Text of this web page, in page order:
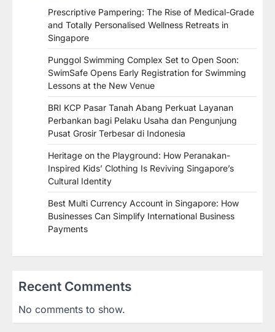
Prescriptive Pampering: The Rise of Medical-Grade
and Totally Personalised Wellness Retreats in
Singapore
Punggol Swimming Complex Set to Open Soon:
SwimSafe Opens Early Registration for Swimming
Lessons at the New Venue
BRI KCP Pasar Tanah Abang Perkuat Layanan
Perbankan bagi Pelaku Usaha dan Pengunjung
Pusat Grosir Terbesar di Indonesia
Heritage on the Playground: How Peranakan-
Inspired Kids’ Clothing Is Reviving Singapore’s
Cultural Identity
Best Multi Currency Account in Singapore: How
Businesses Can Simplify International Business
Payments
Recent Comments
No comments to show.